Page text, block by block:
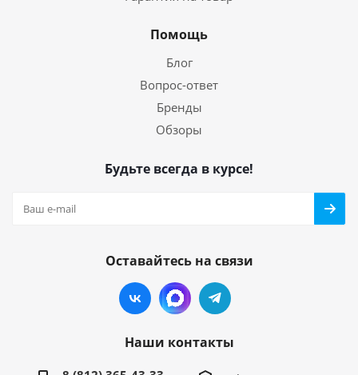
Помощь
Блог
Вопрос-ответ
Бренды
Обзоры
Будьте всегда в курсе!
Оставайтесь на связи
Наши контакты